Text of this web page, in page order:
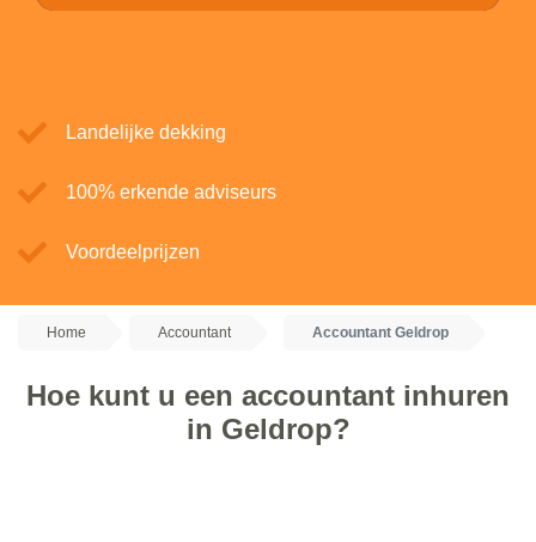
Landelijke dekking
100% erkende adviseurs
Voordeelprijzen
Home Accountant Accountant Geldrop
Hoe kunt u een accountant inhuren
in Geldrop?